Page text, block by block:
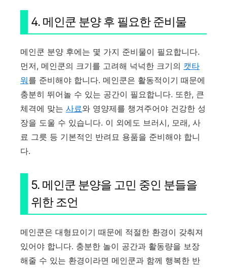
4. 메인쿤 분양 후 필요한 준비물
메인쿤 분양 후에는 몇 가지 준비물이 필요합니다.
먼저, 메인쿤의 크기를 고려해 넉넉한 크기의 캣타
워를 준비해야 합니다. 메인쿤은 활동적이기 때문에
충분히 뛰어놀 수 있는 공간이 필요합니다. 또한, 큰
체격에 맞는 사료와 영양제를 챙겨주어야 건강한 성
장을 도울 수 있습니다. 이 외에도 브러시, 모래, 사
료 그릇 등 기본적인 반려묘 용품을 준비해야 합니
다.
5. 메인쿤 분양을 고민 중인 분들을
위한 조언
메인쿤은 대형묘이기 때문에 적절한 환경이 갖춰져
있어야 합니다. 충분한 놀이 공간과 활동량을 보장
해줄 수 있는 환경이라면 메인쿤과 함께 행복한 반